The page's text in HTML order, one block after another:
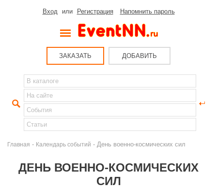
Вход или Регистрация Напомнить пароль
ЗАКАЗАТЬ ДОБАВИТЬ
Главная - Календарь событий - День военно-космических сил
ДЕНЬ ВОЕННО-КОСМИЧЕСКИХ
СИЛ